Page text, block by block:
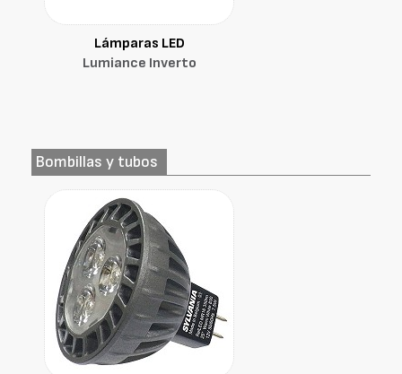
Lámparas LED
Lumiance Inverto
Bombillas y tubos